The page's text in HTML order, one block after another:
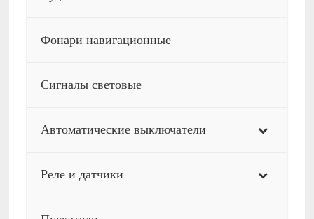
Фонари навигационные
Сигналы световые
Автоматические выключатели
Реле и датчики